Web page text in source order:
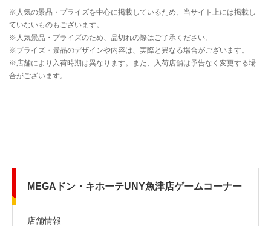
MEGAドン・キホーテUNY魚津店ゲームコーナー
店舗情報